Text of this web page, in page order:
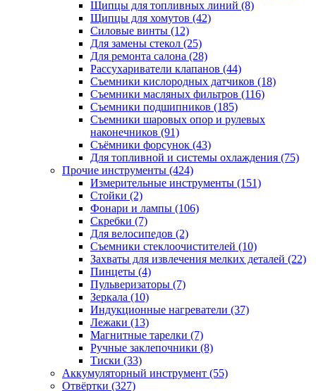
Щипцы для топливных линий (8)
Щипцы для хомутов (42)
Силовые винты (12)
Для замены стекол (25)
Для ремонта салона (28)
Рассухариватели клапанов (44)
Съемники кислородных датчиков (18)
Съемники масляных фильтров (116)
Съемники подшипников (185)
Съемники шаровых опор и рулевых
наконечников (91)
Съёмники форсунок (43)
Для топливной и системы охлаждения (75)
Прочие инструменты (424)
Измерительные инструменты (151)
Стойки (2)
Фонари и лампы (106)
Скребки (7)
Для велосипедов (2)
Съемники стеклоочистителей (10)
Захваты для извлечения мелких деталей (22)
Пинцеты (4)
Пульверизаторы (7)
Зеркала (10)
Индукционные нагреватели (37)
Лежаки (13)
Магнитные тарелки (7)
Ручные заклепочники (8)
Тиски (33)
Аккумуляторный инструмент (55)
Отвёртки (327)